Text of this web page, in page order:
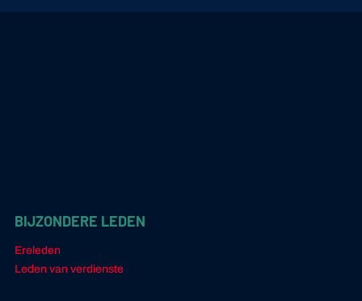
BIJZONDERE LEDEN
Ereleden
Leden van verdienste